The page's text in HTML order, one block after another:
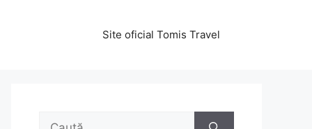
Site oficial Tomis Travel
Caută